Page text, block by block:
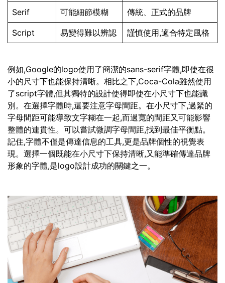
Serif 可能細節模糊 傳統、正式的品牌
Script 易變得難以辨認 謹慎使用,適合特定風格
例如,Google的logo使用了簡潔的sans-serif字體,即使在很
小的尺寸下也能保持清晰。相比之下,Coca-Cola雖然使用
了script字體,但其獨特的設計使得即使在小尺寸下也能識
別。在選擇字體時,還要注意字母間距。在小尺寸下,過緊的
字母間距可能導致文字糊在一起,而過寬的間距又可能影響
整體的連貫性。可以嘗試微調字母間距,找到最佳平衡點。
記住,字體不僅是傳達信息的工具,更是品牌個性的視覺表
現。選擇一個既能在小尺寸下保持清晰,又能準確傳達品牌
形象的字體,是logo設計成功的關鍵之一。